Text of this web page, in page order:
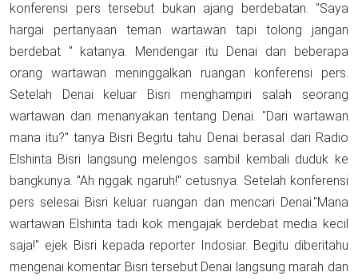
konferensi pers tersebut bukan ajang berdebatan. "Saya
hargai pertanyaan teman wartawan tapi tolong jangan
berdebat " katanya. Mendengar itu Denai dan beberapa
orang wartawan meninggalkan ruangan konferensi pers.
Setelah Denai keluar Bisri menghampiri salah seorang
wartawan dan menanyakan tentang Denai. "Dari wartawan
mana itu?" tanya Bisri Begitu tahu Denai berasal dari Radio
Elshinta Bisri langsung melengos sambil kembali duduk ke
bangkunya. "Ah nggak ngaruh!" cetusnya. Setelah konferensi
pers selesai Bisri keluar ruangan dan mencari Denai."Mana
wartawan Elshinta tadi kok mengajak berdebat media kecil
saja!" ejek Bisri kepada reporter Indosiar. Begitu diberitahu
mengenai komentar Bisri tersebut Denai langsung marah dan